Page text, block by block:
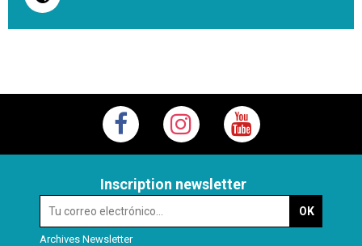
Inscription newsletter
Archives Newsletter